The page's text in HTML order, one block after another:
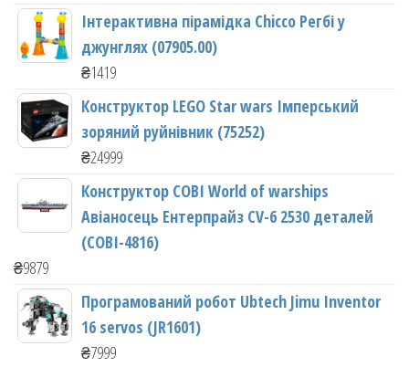
Інтерактивна пірамідка Chicco Регбі у
джунглях (07905.00)
₴1419
Конструктор LEGO Star wars Імперський
зоряний руйнівник (75252)
₴24999
Конструктор COBI World of warships
Авіаносець Ентерпрайз CV-6 2530 деталей
(COBI-4816)
₴9879
Програмований робот Ubtech Jimu Inventor
16 servos (JR1601)
₴7999